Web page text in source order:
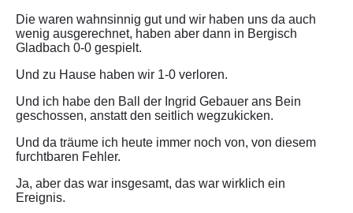
Die waren wahnsinnig gut und wir haben uns da auch
wenig ausgerechnet, haben aber dann in Bergisch
Gladbach 0-0 gespielt.
Und zu Hause haben wir 1-0 verloren.
Und ich habe den Ball der Ingrid Gebauer ans Bein
geschossen, anstatt den seitlich wegzukicken.
Und da träume ich heute immer noch von, von diesem
furchtbaren Fehler.
Ja, aber das war insgesamt, das war wirklich ein
Ereignis.